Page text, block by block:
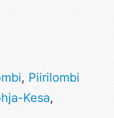
, Piirilombi
Kesa,